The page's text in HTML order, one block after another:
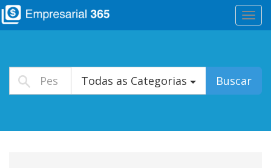
Todas as Categorias Buscar